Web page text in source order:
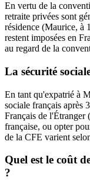
En vertu de la
retraite privées sont
résidence (Maurice, à
restent imposées en
au regard de la
La sécurité
En tant qu'expatrié à
sociale français après
Français de l'Étranger
française, ou opter
de la CFE varient
Quel est le coût
?